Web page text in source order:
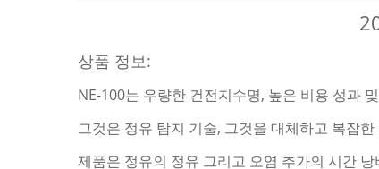
상품 정보:
NE-100는 우량한 건전지수명, 높은 비용 성과
그것은 정유 탐지 기술, 그것을 대체하고 복잡
제품은 정유의 정유 그리고 오염 추가의 시간